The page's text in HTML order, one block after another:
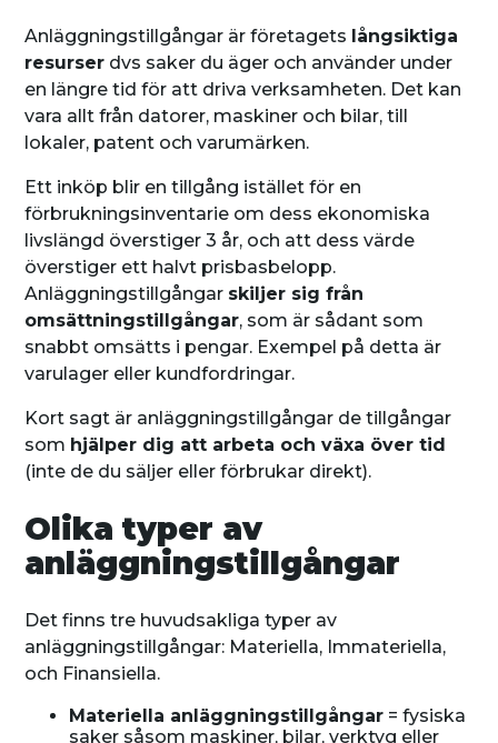
Anläggningstillgångar är företagets långsiktiga
resurser dvs saker du äger och använder under
en längre tid för att driva verksamheten. Det kan
vara allt från datorer, maskiner och bilar, till
lokaler, patent och varumärken.
Ett inköp blir en tillgång istället för en
förbrukningsinventarie om dess ekonomiska
livslängd överstiger 3 år, och att dess värde
överstiger ett halvt prisbasbelopp.
Anläggningstillgångar skiljer sig från
omsättningstillgångar, som är sådant som
snabbt omsätts i pengar. Exempel på detta är
varulager eller kundfordringar.
Kort sagt är anläggningstillgångar de tillgångar
som hjälper dig att arbeta och växa över tid
(inte de du säljer eller förbrukar direkt).
Olika typer av
anläggningstillgångar
Det finns tre huvudsakliga typer av
anläggningstillgångar: Materiella, Immateriella,
och Finansiella.
Materiella anläggningstillgångar = fysiska
saker såsom maskiner, bilar, verktyg eller